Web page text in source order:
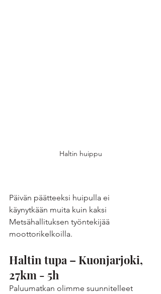
Haltin huippu
Päivän päätteeksi huipulla ei
käynytkään muita kuin kaksi
Metsähallituksen työntekijää
moottorikelkoilla.
Haltin tupa – Kuonjarjoki,
27km - 5h
Paluumatkan olimme suunnitelleet